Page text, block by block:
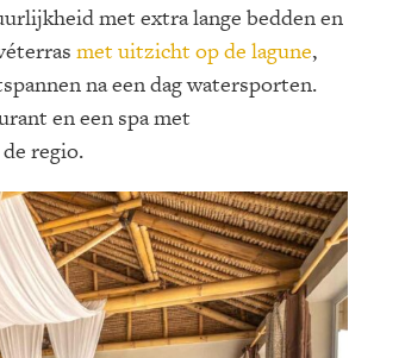
met extra lange bedden en
met uitzicht op de lagune,
na een dag watersporten.
en een spa met
regio.